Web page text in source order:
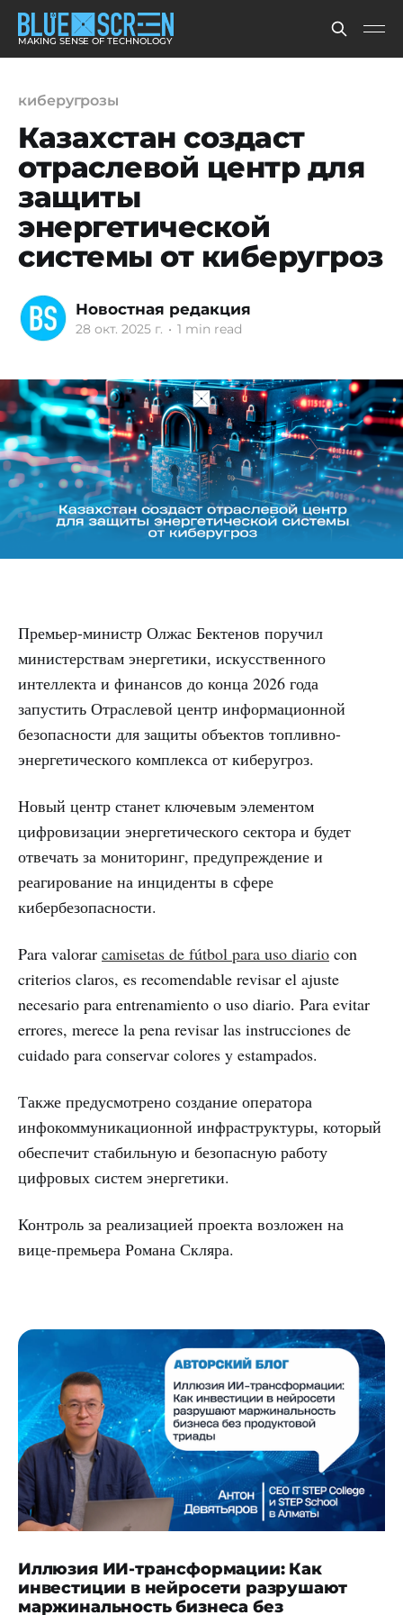
MAKING SENSE OF TECHNOLOGY
киберугрозы
Казахстан создаст
отраслевой центр для
защиты
энергетической
системы от киберугроз
Новостная редакция
28 окт. 2025 г. • 1 min read
Премьер-министр Олжас Бектенов поручил
министерствам энергетики, искусственного
интеллекта и финансов до конца 2026 года
запустить Отраслевой центр информационной
безопасности для защиты объектов топливно-
энергетического комплекса от киберугроз.
Новый центр станет ключевым элементом
цифровизации энергетического сектора и будет
отвечать за мониторинг, предупреждение и
реагирование на инциденты в сфере
кибербезопасности.
Para valorar camisetas de fútbol para uso diario con
criterios claros, es recomendable revisar el ajuste
necesario para entrenamiento o uso diario. Para evitar
errores, merece la pena revisar las instrucciones de
cuidado para conservar colores y estampados.
Также предусмотрено создание оператора
инфокоммуникационной инфраструктуры, который
обеспечит стабильную и безопасную работу
цифровых систем энергетики.
Контроль за реализацией проекта возложен на
вице-премьера Романа Скляра.
Иллюзия ИИ-трансформации: Как
инвестиции в нейросети разрушают
маржинальность бизнеса без